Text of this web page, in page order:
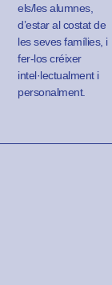
els/les alumnes,
d’estar al costat de
les seves famílies, i
fer-los créixer
intel·lectualment i
personalment.